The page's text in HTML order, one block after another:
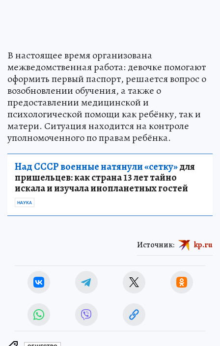
В настоящее время организована
межведомственная работа: девочке помогают
оформить первый паспорт, решается вопрос о
возобновлении обучения, а также о
предоставлении медицинской и
психологической помощи как ребёнку, так и
матери. Ситуация находится на контроле
уполномоченного по правам ребёнка.
Над СССР военные натянули «сетку»для
пришельцев: как страна 13 лет тайно
искала и изучала инопланетных гостей
НАУКА
Источник: kp.ru